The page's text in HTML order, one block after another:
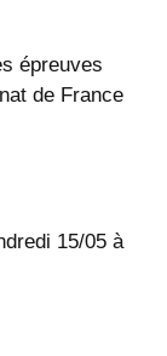
épreuves
de France
15/05 à